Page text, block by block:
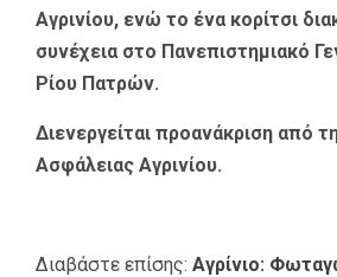
Αγρινίου, ενώ το ένα κορίτσι
συνέχεια στο Πανεπιστημιακό
Ρίου Πατρών.
Διενεργείται προανάκριση από
Ασφάλειας Αγρινίου.
Διαβάστε επίσης: Αγρίνιο: